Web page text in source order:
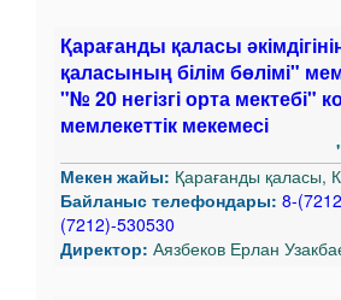
Қарағанды қаласы
қаласының білім бөлімі"
"№ 20 негізгі орта мектебі"
мемлекеттік мекемесі
Мекен жайы: Қарағанды қаласы,
Байланыс телефондары: 8-
(7212)-530530
Директор: Аязбеков Ерлан